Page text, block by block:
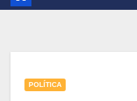
POLÍTICA